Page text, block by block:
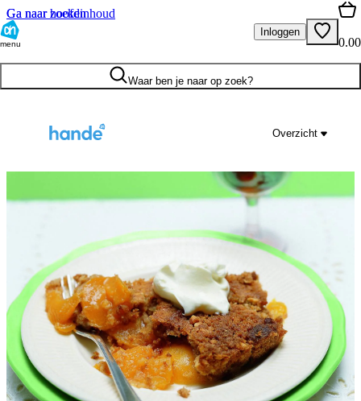
Ga naar hoofdinhoud
Ga naar zoeken
menu
Inloggen
0.00
Waar ben je naar op zoek?
Overzicht